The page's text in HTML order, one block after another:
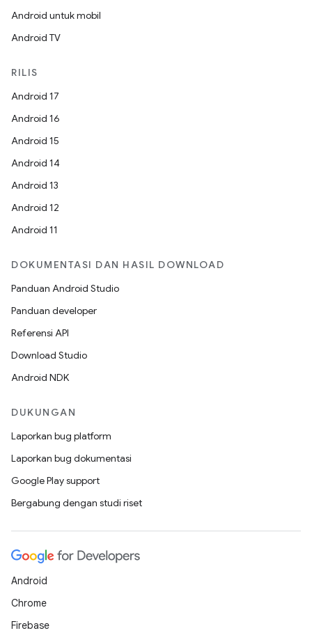
Android untuk mobil
Android TV
RILIS
Android 17
Android 16
Android 15
Android 14
Android 13
Android 12
Android 11
DOKUMENTASI DAN HASIL DOWNLOAD
Panduan Android Studio
Panduan developer
Referensi API
Download Studio
Android NDK
DUKUNGAN
Laporkan bug platform
Laporkan bug dokumentasi
Google Play support
Bergabung dengan studi riset
Android
Chrome
Firebase